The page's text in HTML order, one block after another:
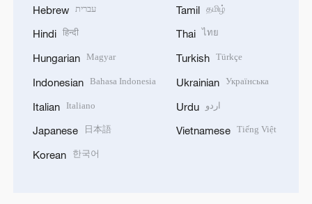
Hebrew עברית
Hindi हिन्दी
Hungarian Magyar
Indonesian Bahasa Indonesia
Italian Italiano
Japanese 日本語
Korean 한국어
Tamil தமிழ்
Thai ไทย
Turkish Türkçe
Ukrainian Українська
Urdu اردو
Vietnamese Tiếng Việt